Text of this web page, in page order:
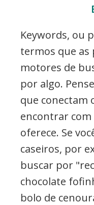
Keywords, ou
termos que as
motores de
por algo.
que conectam
encontrar com
oferece. Se
caseiros, por
buscar por
chocolate
bolo de